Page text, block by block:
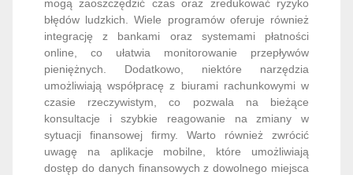
mogą zaoszczędzić czas oraz zredukować ryzyko
błędów ludzkich. Wiele programów oferuje również
integrację z bankami oraz systemami płatności
online, co ułatwia monitorowanie przepływów
pieniężnych. Dodatkowo, niektóre narzędzia
umożliwiają współpracę z biurami rachunkowymi w
czasie rzeczywistym, co pozwala na bieżące
konsultacje i szybkie reagowanie na zmiany w
sytuacji finansowej firmy. Warto również zwrócić
uwagę na aplikacje mobilne, które umożliwiają
dostęp do danych finansowych z dowolnego miejsca